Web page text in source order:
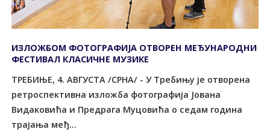
ИЗЛОЖБОМ ФОТОГРАФИЈА ОТВОРЕН МЕЂУНАРОДНИ
ФЕСТИВАЛ КЛАСИЧНЕ МУЗИКЕ
TРЕБИЊЕ, 4. АВГУСTА /СРНА/ - У Требињу је отворена
ретроспективна изложба фотографија Јована
Видаковића и Предрага Муцовића о седам година
трајања међ...